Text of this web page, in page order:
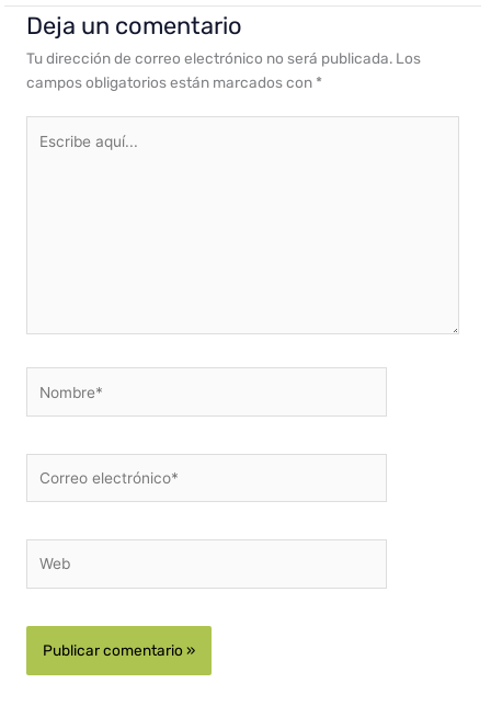
Deja un comentario
Tu dirección de correo electrónico no será publicada. Los
campos obligatorios están marcados con *
aquí...
electrónico*